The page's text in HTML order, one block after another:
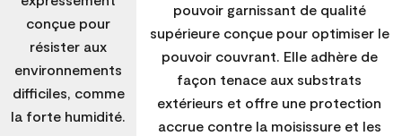
conçue pour
résister aux
environnements
difficiles, comme
la forte humidité.
pouvoir garnissant de qualité
supérieure conçue pour optimiser le
pouvoir couvrant. Elle adhère de
façon tenace aux substrats
extérieurs et offre une protection
accrue contre la moisissure et les